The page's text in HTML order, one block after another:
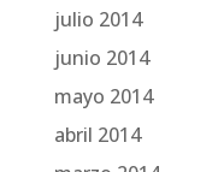
julio 2014
junio 2014
mayo 2014
abril 2014